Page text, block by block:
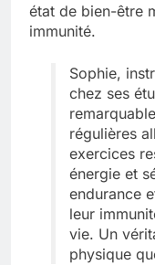
état de bien-être
immunité.
Sophie,
chez ses
régulières
exercices
énergie et
endurance
leur
vie. Un
physique